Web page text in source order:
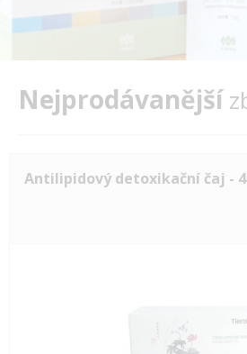
Nejprodávanější
Antilipidový detoxikační čaj -